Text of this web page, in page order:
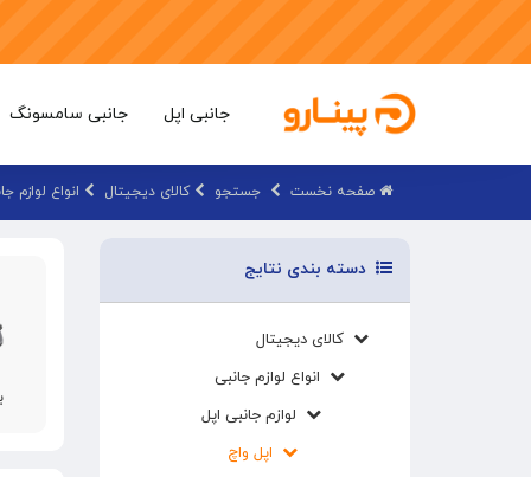
جانبی اپل جانبی سامسونگ
صفحه نخست جستجو کالای دیجیتال انواع لوازم
دسته بندی نتایج
کالای دیجیتال
انواع لوازم جانبی
لوازم جانبی اپل
اپل واچ